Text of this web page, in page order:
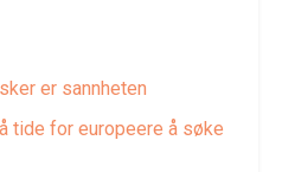
er sannheten
tide for europeere å søke